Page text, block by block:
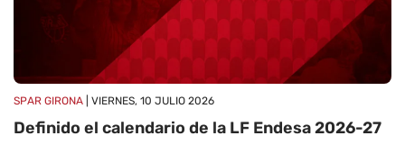
SPAR GIRONA | VIERNES, 10 JULIO 2026
Definido el calendario de la LF Endesa 2026-27